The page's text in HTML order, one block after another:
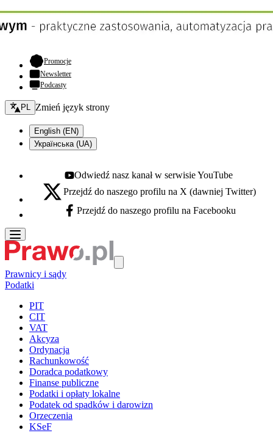
Promocje- otwiera się w nowej karcie
Newsletter
Podcasty
Zmień język - bieżący:
PL Zmień język strony
English (EN)
Українська (UA)
Youtube - otwiera się w nowej karcie
Odwiedź nasz kanał w serwisie YouTube
X - otwiera się w nowej karcie
Przejdź do naszego profilu na X (dawniej Twitter)
Facebook - otwiera się w nowej karcie
Przejdź do naszego profilu na Facebooku
Prawnicy i sądy
Podatki
PIT
CIT
VAT
Akcyza
Ordynacja
Rachunkowość
Doradca podatkowy
Finanse publiczne
Podatki i opłaty lokalne
Podatek od spadków i darowizn
Orzeczenia
KSeF